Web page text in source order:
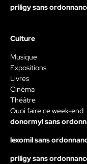
priligy sans
Culture
Musique
Expositions
Livres
Cinéma
Théâtre
Quoi faire ce week-end
donormyl sans
lexomil sans
priligy sans